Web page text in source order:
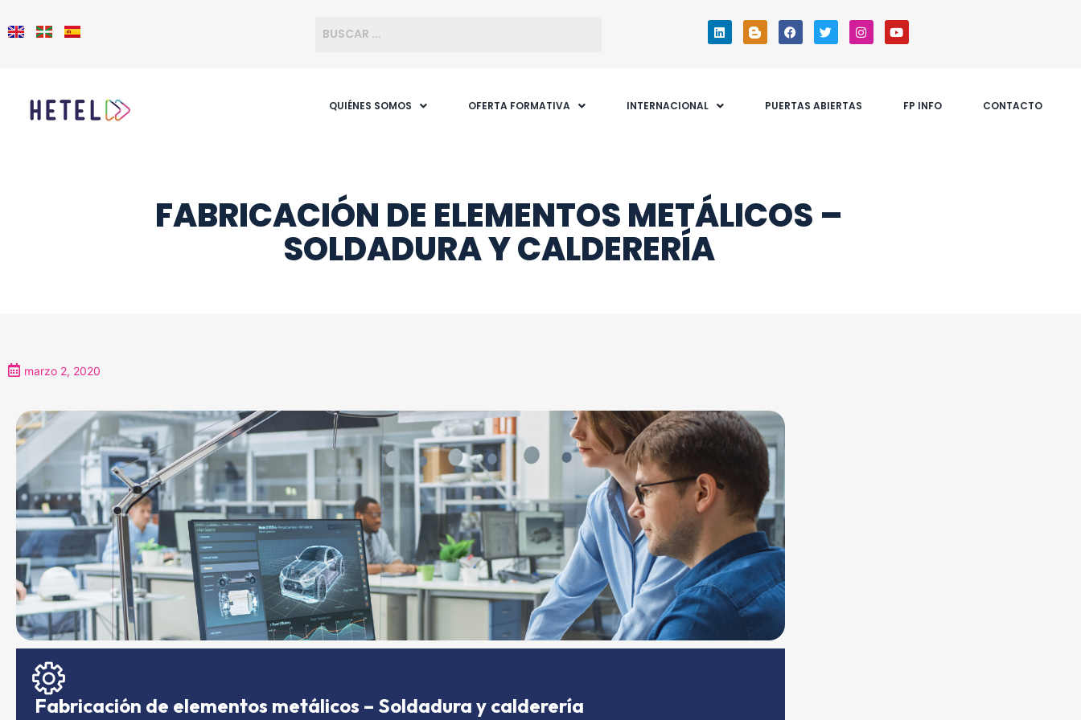
QUIÉNES SOMOS OFERTA FORMATIVA INTERNACIONAL PUERTAS ABIERTAS FP INFO CONTACTO
FABRICACIÓN DE ELEMENTOS METÁLICOS –
SOLDADURA Y CALDERERÍA
marzo 2, 2020
Fabricación de elementos metálicos – Soldadura y calderería